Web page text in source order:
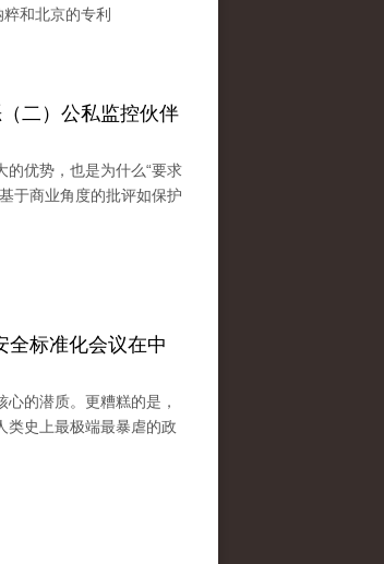
和北京的专利
二）公私监控伙伴
优势，也是为什么“要求
于商业角度的批评如保护
标准化会议在中
的潜质。更糟糕的是，
类史上最极端最暴虐的政